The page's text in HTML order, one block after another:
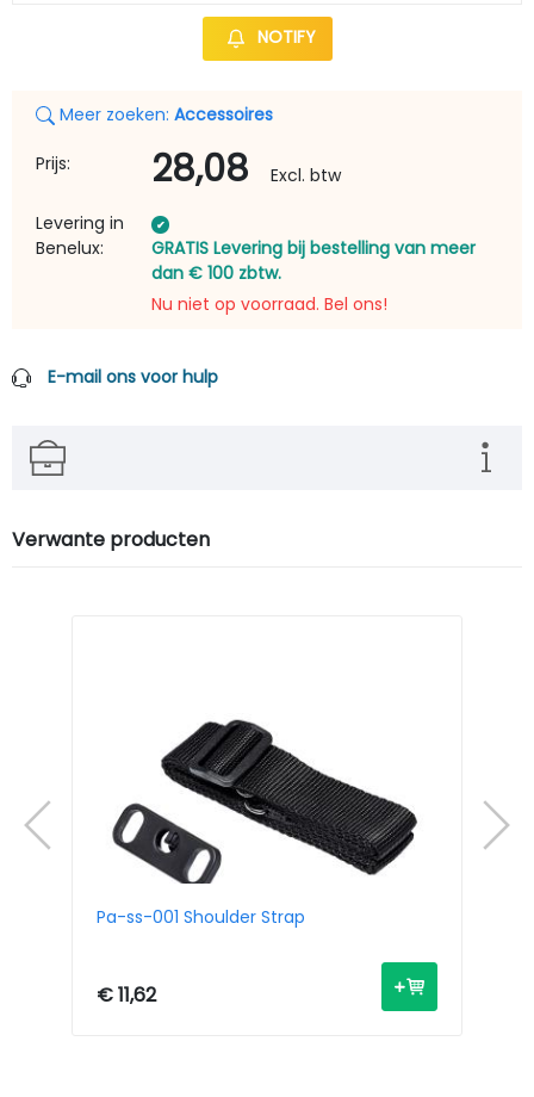
NOTIFY
Meer zoeken: Accessoires
Prijs: 28,08
Excl. btw
Levering in
Benelux:
GRATIS Levering bij bestelling van meer
dan € 100 zbtw.
Nu niet op voorraad. Bel ons!
E-mail ons voor hulp
Verwante producten
Pa-ss-001 Shoulder Strap
€ 11,62